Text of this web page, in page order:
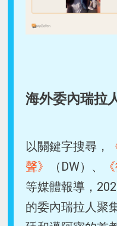
海外委內瑞拉
以關鍵字搜尋，
聲》
（DW）、
等媒體報導，
的委內瑞拉人聚